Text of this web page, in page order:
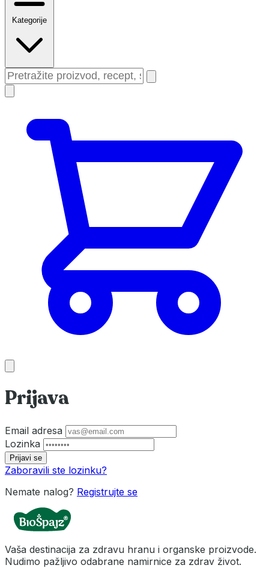
Kategorije
Prijava
Email adresa
Lozinka
Prijavi se
Zaboravili ste lozinku?
Nemate nalog? Registrujte se
Vaša destinacija za zdravu hranu i organske proizvode.
Nudimo pažljivo odabrane namirnice za zdrav život.